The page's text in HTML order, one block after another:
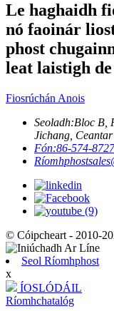
Le haghaidh
nó faoinár
phost
leat laistigh
Fiosrúchán Anois
Seoladh:Bloc B,
Jichang,
Fón:86-574-
Ríomhphost
© Cóipcheart - 2010-
Seol Ríomhphost
x
ÍOSLÓDÁIL
Ríomhchatalóg